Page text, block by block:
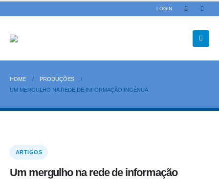
LOGIN
HOME
PRODUÇÕES
UM MERGULHO NA REDE DE INFORMAÇÃO INGÊNUA
ARTIGOS
Um mergulho na rede de informação